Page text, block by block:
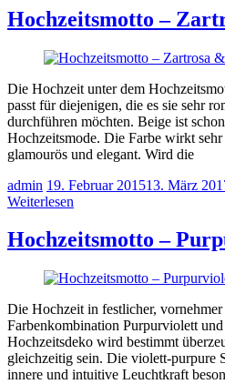
Hochzeitsmotto –
Die Hochzeit unter dem
passt für diejenigen, die es sie sehr
durchführen möchten. Beige ist
Hochzeitsmode. Die Farbe wirkt sehr
glamourös und elegant. Wird die
admin 19. Februar 201513. März
Weiterlesen
Hochzeitsmotto –
Die Hochzeit in festlicher,
Farbenkombination Purpurviolett
Hochzeitsdeko wird bestimmt
gleichzeitig sein. Die violett-purpure
innere und intuitive Leuchtkraft